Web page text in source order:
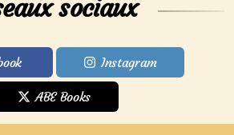
sociaux
Instagram
ABE Books